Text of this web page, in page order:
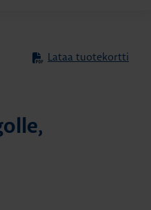
Lataa tuotekortti